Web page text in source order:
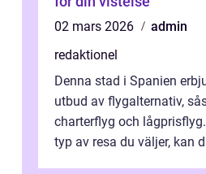
02 mars 2026
admin
redaktionel
Denna stad i Spanien
utbud av flygalternativ,
charterflyg och
typ av resa du väljer, kan